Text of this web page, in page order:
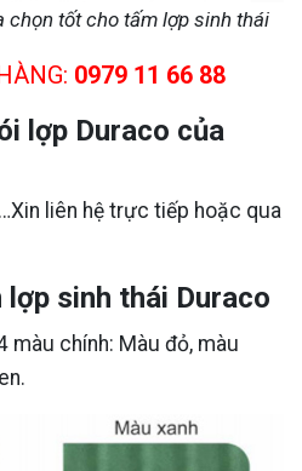
chọn tốt cho tấm lợp sinh thái
0979 11 66 88
lợp Duraco của
liên hệ trực tiếp hoặc qua
sinh thái Duraco
màu chính: Màu đỏ, màu